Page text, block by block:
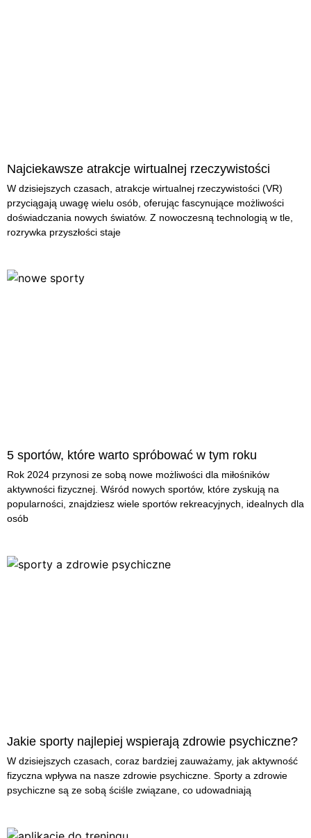
Najciekawsze atrakcje wirtualnej rzeczywistości
W dzisiejszych czasach, atrakcje wirtualnej rzeczywistości (VR)
przyciągają uwagę wielu osób, oferując fascynujące możliwości
doświadczania nowych światów. Z nowoczesną technologią w tle,
rozrywka przyszłości staje
5 sportów, które warto spróbować w tym roku
Rok 2024 przynosi ze sobą nowe możliwości dla miłośników
aktywności fizycznej. Wśród nowych sportów, które zyskują na
popularności, znajdziesz wiele sportów rekreacyjnych, idealnych dla
osób
Jakie sporty najlepiej wspierają zdrowie psychiczne?
W dzisiejszych czasach, coraz bardziej zauważamy, jak aktywność
fizyczna wpływa na nasze zdrowie psychiczne. Sporty a zdrowie
psychiczne są ze sobą ściśle związane, co udowadniają